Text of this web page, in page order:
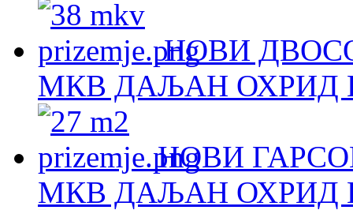
НОВИ
МКВ ДАЉАН ОХРИД
НОВИ
МКВ ДАЉАН ОХРИД